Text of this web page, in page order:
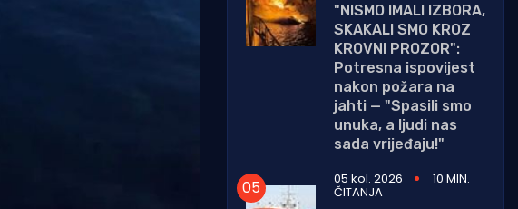
"NISMO IMALI IZBORA,
SKAKALI SMO KROZ
KROVNI PROZOR":
Potresna ispovijest
nakon požara na
jahti — "Spasili smo
unuka, a ljudi nas
sada vrijeđaju!"
05 kol. 2026
10 MIN.
ČITANJA